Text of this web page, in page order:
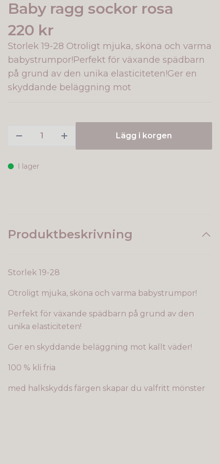
Baby ragg sockor rosa
220 kr
Storlek 19-28 Otroligt mjuka, sköna och varma
babystrumpor!Perfekt för växande spädbarn
på grund av den unika elasticiteten!Ger en
skyddande beläggning mot
Lägg i korgen
I lager
Produktbeskrivning
Storlek 19-28
Otroligt mjuka, sköna och varma babystrumpor!
Perfekt för växande spädbarn på grund av den
unika elasticiteten!
Ger en skyddande beläggning mot kallt väder!
100 % kli fria
med halkskydds färgen skapar du valfritt mönster